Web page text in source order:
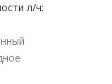
л/ч: